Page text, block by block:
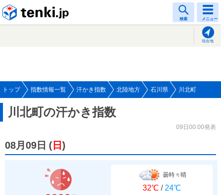
検索 メニュー
現在地
トップ 指数情報一覧 汗かき指数 北陸地方 石川県 川北町
川北町の汗かき指数
09日00:00発表
08月09日 ( 日 )
曇時々晴
32℃ / 24℃